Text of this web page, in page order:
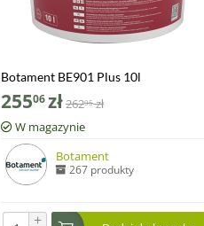
Botament BE901 Plus 10l
25506zł26295 zł
W magazynie
Botament
267 produkty
+